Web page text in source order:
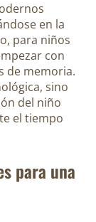
en la
para niños
con
de memoria.
sino
del niño
el tiempo
para una